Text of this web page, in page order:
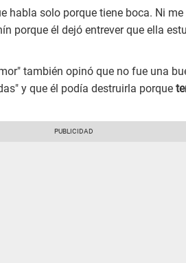
habla solo porque tiene boca. Ni
porque él dejó entrever que ella
también opinó que no fue una
y que él podía destruirla porque